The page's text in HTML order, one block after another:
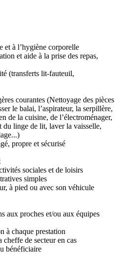
et à l’hygiène corporelle
et aide à la prise des repas,
(transferts lit-fauteuil,
courantes (Nettoyage des pièces
le balai, l’aspirateur, la serpillère,
de la cuisine, de l’électroménager,
du linge de lit, laver la vaisselle,
propre et sécurisé
sociales et de loisirs
simples
à pied ou avec son véhicule
aux proches et/ou aux équipes
à chaque prestation
de secteur en cas
bénéficiaire